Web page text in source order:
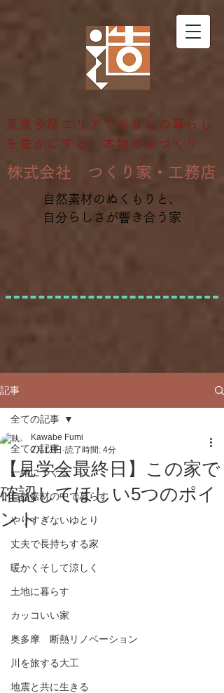
東京多摩エリアであなたの暮らし
を豊かにする、本物の家づくり
自然素材のぬくもりと、
自分らしさが響き合う家
​株式会社 つくり家・工務店
記事
全ての記事
一緒につくる
自然素材の中で暮らす
やりすぎないゆとり
丈夫で長持ちする家
暖かくそして涼しく
土地に暮らす
カッコいい家
奥多摩 断熱リノベーション
川を旅する大工
地震と共に生きる
全ての記事
【見学会最終日】この家で
確認してほしい5つのポイ
ント
Kawabe Fumi
2月11日 読了時間: 4分